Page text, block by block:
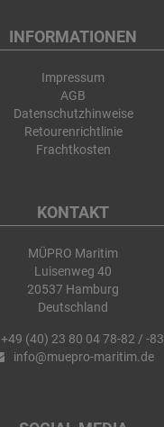
INFORMATIONEN
Impressum
AGB
Datenschutzhinweise
Retourenrichtlinie
Frachtkosten
KONTAKT
MÜPRO Maritim
Luisenweg 40
20537 Hamburg
Deutschland
+49 (40) 23 80 04 78-82 / -83
info@muepro-maritim.de